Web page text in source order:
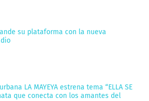
su plataforma con la nueva
LA MAYEYA estrena tema “ELLA SE
que conecta con los amantes del